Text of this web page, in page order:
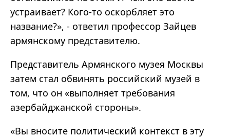
устраивает? Кого-то оскорбляет это
название?», - ответил профессор Зайцев
армянскому представителю.
Представитель Армянского музея Москвы
затем стал обвинять российский музей в
том, что он «выполняет требования
азербайджанской стороны».
«Вы вносите политический контекст в эту